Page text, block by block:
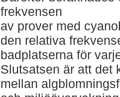
frekvensen
av prover med
den relativa
badplatserna för
Slutsatsen är att det
mellan